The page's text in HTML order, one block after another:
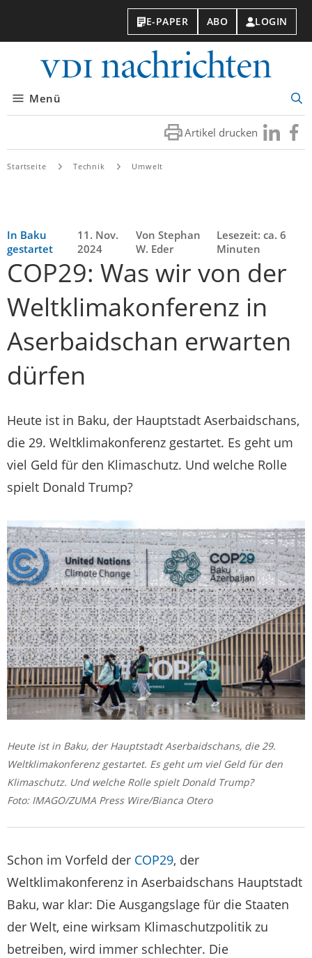
E-PAPER ABO LOGIN
Menü
Artikel drucken Besuchen
Sie
Sie
Startseite Technik Umwelt
In Baku
gestartet
11. Nov.
2024
Von Stephan
W. Eder
Lesezeit: ca. 6
Minuten
COP29: Was wir von der
Weltklimakonferenz in
Aserbaidschan erwarten
dürfen
Heute ist in Baku, der Hauptstadt Aserbaidschans,
die 29. Weltklimakonferenz gestartet. Es geht um
viel Geld für den Klimaschutz. Und welche Rolle
spielt Donald Trump?
Heute ist in Baku, der Hauptstadt Aserbaidschans, die 29.
Weltklimakonferenz gestartet. Es geht um viel Geld für den
Klimaschutz. Und welche Rolle spielt Donald Trump?
Foto: IMAGO/ZUMA Press Wire/Bianca Otero
Schon im Vorfeld der COP29, der
Weltklimakonferenz in Aserbaidschans Hauptstadt
Baku, war klar: Die Ausgangslage für die Staaten
der Welt, eine wirksam Klimaschutzpolitik zu
betreiben, wird immer schlechter. Die